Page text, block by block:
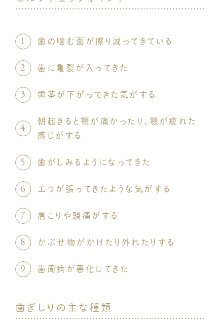
歯の噛む面が擦り減ってきている
歯に亀裂が入ってきた
歯茎が下がってきた気がする
朝起きると顎が痛かったり、顎が疲れた
感じがする
歯がしみるようになってきた
エラが張ってきたような気がする
肩こりや頭痛がする
かぶせ物がかけたり外れたりする
歯周病が悪化してきた
歯ぎしりの主な種類